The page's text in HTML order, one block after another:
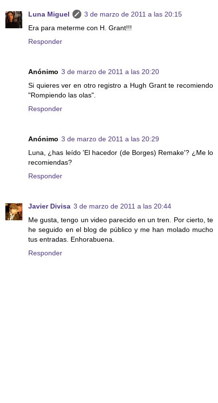
Luna Miguel
3 de marzo de 2011 a las 20:15
Era para meterme con H. Grant!!!
Responder
Anónimo 3 de marzo de 2011 a las 20:20
Si quieres ver en otro registro a Hugh Grant te recomiendo
"Rompiendo las olas".
Responder
Anónimo 3 de marzo de 2011 a las 20:29
Luna, ¿has leído 'El hacedor (de Borges) Remake'? ¿Me lo
recomiendas?
Responder
Javier Divisa 3 de marzo de 2011 a las 20:44
Me gusta, tengo un video parecido en un tren. Por cierto, te
he seguido en el blog de público y me han molado mucho
tus entradas. Enhorabuena.
Responder